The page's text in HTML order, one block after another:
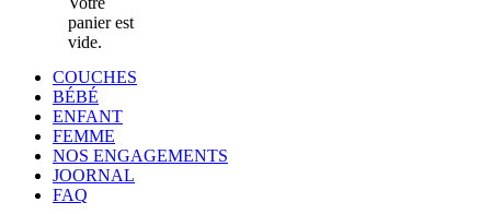
panier est
vide.
COUCHES
BÉBÉ
ENFANT
FEMME
NOS ENGAGEMENTS
JOORNAL
FAQ